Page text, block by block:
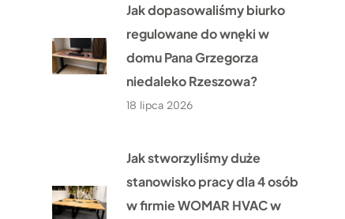
Jak dopasowaliśmy biurko
regulowane do wnęki w
domu Pana Grzegorza
niedaleko Rzeszowa?
18 lipca 2026
Jak stworzyliśmy duże
stanowisko pracy dla 4 osób
w firmie WOMAR HVAC w